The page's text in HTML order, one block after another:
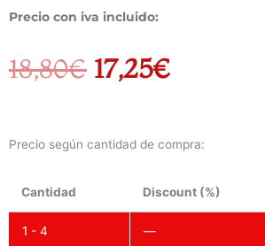
Precio con iva incluido:
18,80€ 17,25€
Precio según cantidad de compra:
Cantidad Discount (%)
1 - 4 —
gourmet
de
especias